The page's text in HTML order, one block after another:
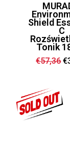
Shield
C
Tonik
€57,36 €